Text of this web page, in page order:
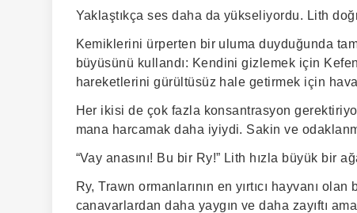
Yaklaştıkça ses daha da yükseliyordu. Lith
Kemiklerini ürperten bir uluma duyduğunda
büyüsünü kullandı: Kendini gizlemek için
hareketlerini gürültüsüz hale getirmek için
Her ikisi de çok fazla konsantrasyon
mana harcamak daha iyiydi. Sakin ve
“Vay anasını! Bu bir Ry!” Lith hızla büyük bir
Ry, Trawn ormanlarının en yırtıcı hayvanı
canavarlardan daha yaygın ve daha zayıftı